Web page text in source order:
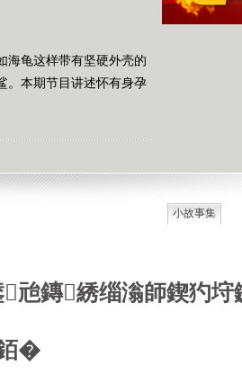
海龟这样带有坚硬外壳的
。本期节目讲述怀有身孕
兘鏄綉缁滃師鍥犳垨
�
小故事集
选择牧羊犬
接触到18号